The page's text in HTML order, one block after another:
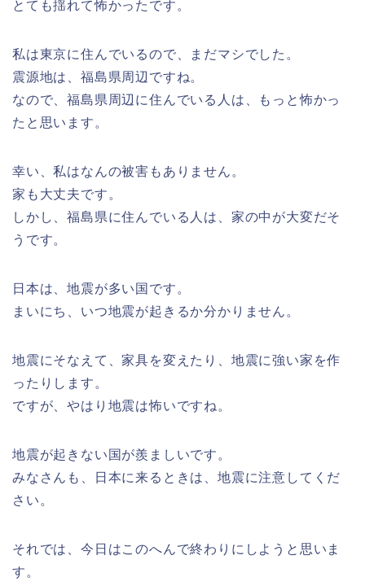
とても揺れて怖かったです。
私は東京に住んでいるので、まだマシでした。
震源地は、福島県周辺ですね。
なので、福島県周辺に住んでいる人は、もっと怖かっ
たと思います。
幸い、私はなんの被害もありません。
家も大丈夫です。
しかし、福島県に住んでいる人は、家の中が大変だそ
うです。
日本は、地震が多い国です。
まいにち、いつ地震が起きるか分かりません。
地震にそなえて、家具を変えたり、地震に強い家を作
ったりします。
ですが、やはり地震は怖いですね。
地震が起きない国が羨ましいです。
みなさんも、日本に来るときは、地震に注意してくだ
さい。
それでは、今日はこのへんで終わりにしようと思いま
す。